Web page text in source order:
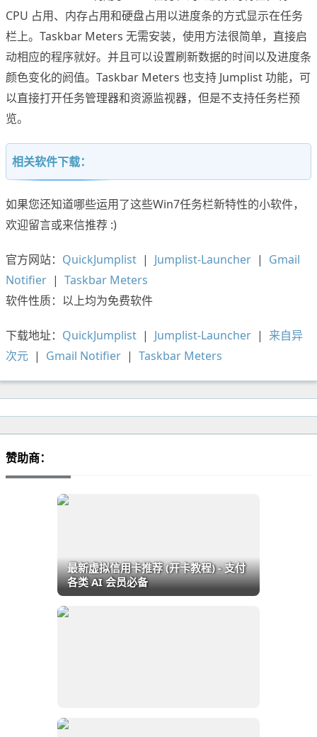
CPU 占用、内存占用和硬盘占用以进度条的方式显示在任务
栏上。Taskbar Meters 无需安装，使用方法很简单，直接启
动相应的程序就好。并且可以设置刷新数据的时间以及进度条
颜色变化的阏值。Taskbar Meters 也支持 Jumplist 功能，可
以直接打开任务管理器和资源监视器，但是不支持任务栏预
览。
相关软件下载：
如果您还知道哪些运用了这些Win7任务栏新特性的小软件，
欢迎留言或来信推荐 :)
官方网站： QuickJumplist | Jumplist-Launcher | Gmail
Notifier | Taskbar Meters
软件性质：以上均为免费软件
下载地址： QuickJumplist | Jumplist-Launcher | 来自异
次元 | Gmail Notifier | Taskbar Meters
赞助商：
最新虚拟信用卡推荐 (开卡教程) - 支付
各类 AI 会员必备